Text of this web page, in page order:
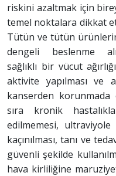
riskini azaltmak için
temel noktalara dikkat
Tütün ve tütün
dengeli beslenme
sağlıklı bir vücut
aktivite yapılması ve
kanserden korunmada
sıra kronik
edilmemesi, ultraviyole
kaçınılması, tanı ve
güvenli şekilde
hava kirliliğine